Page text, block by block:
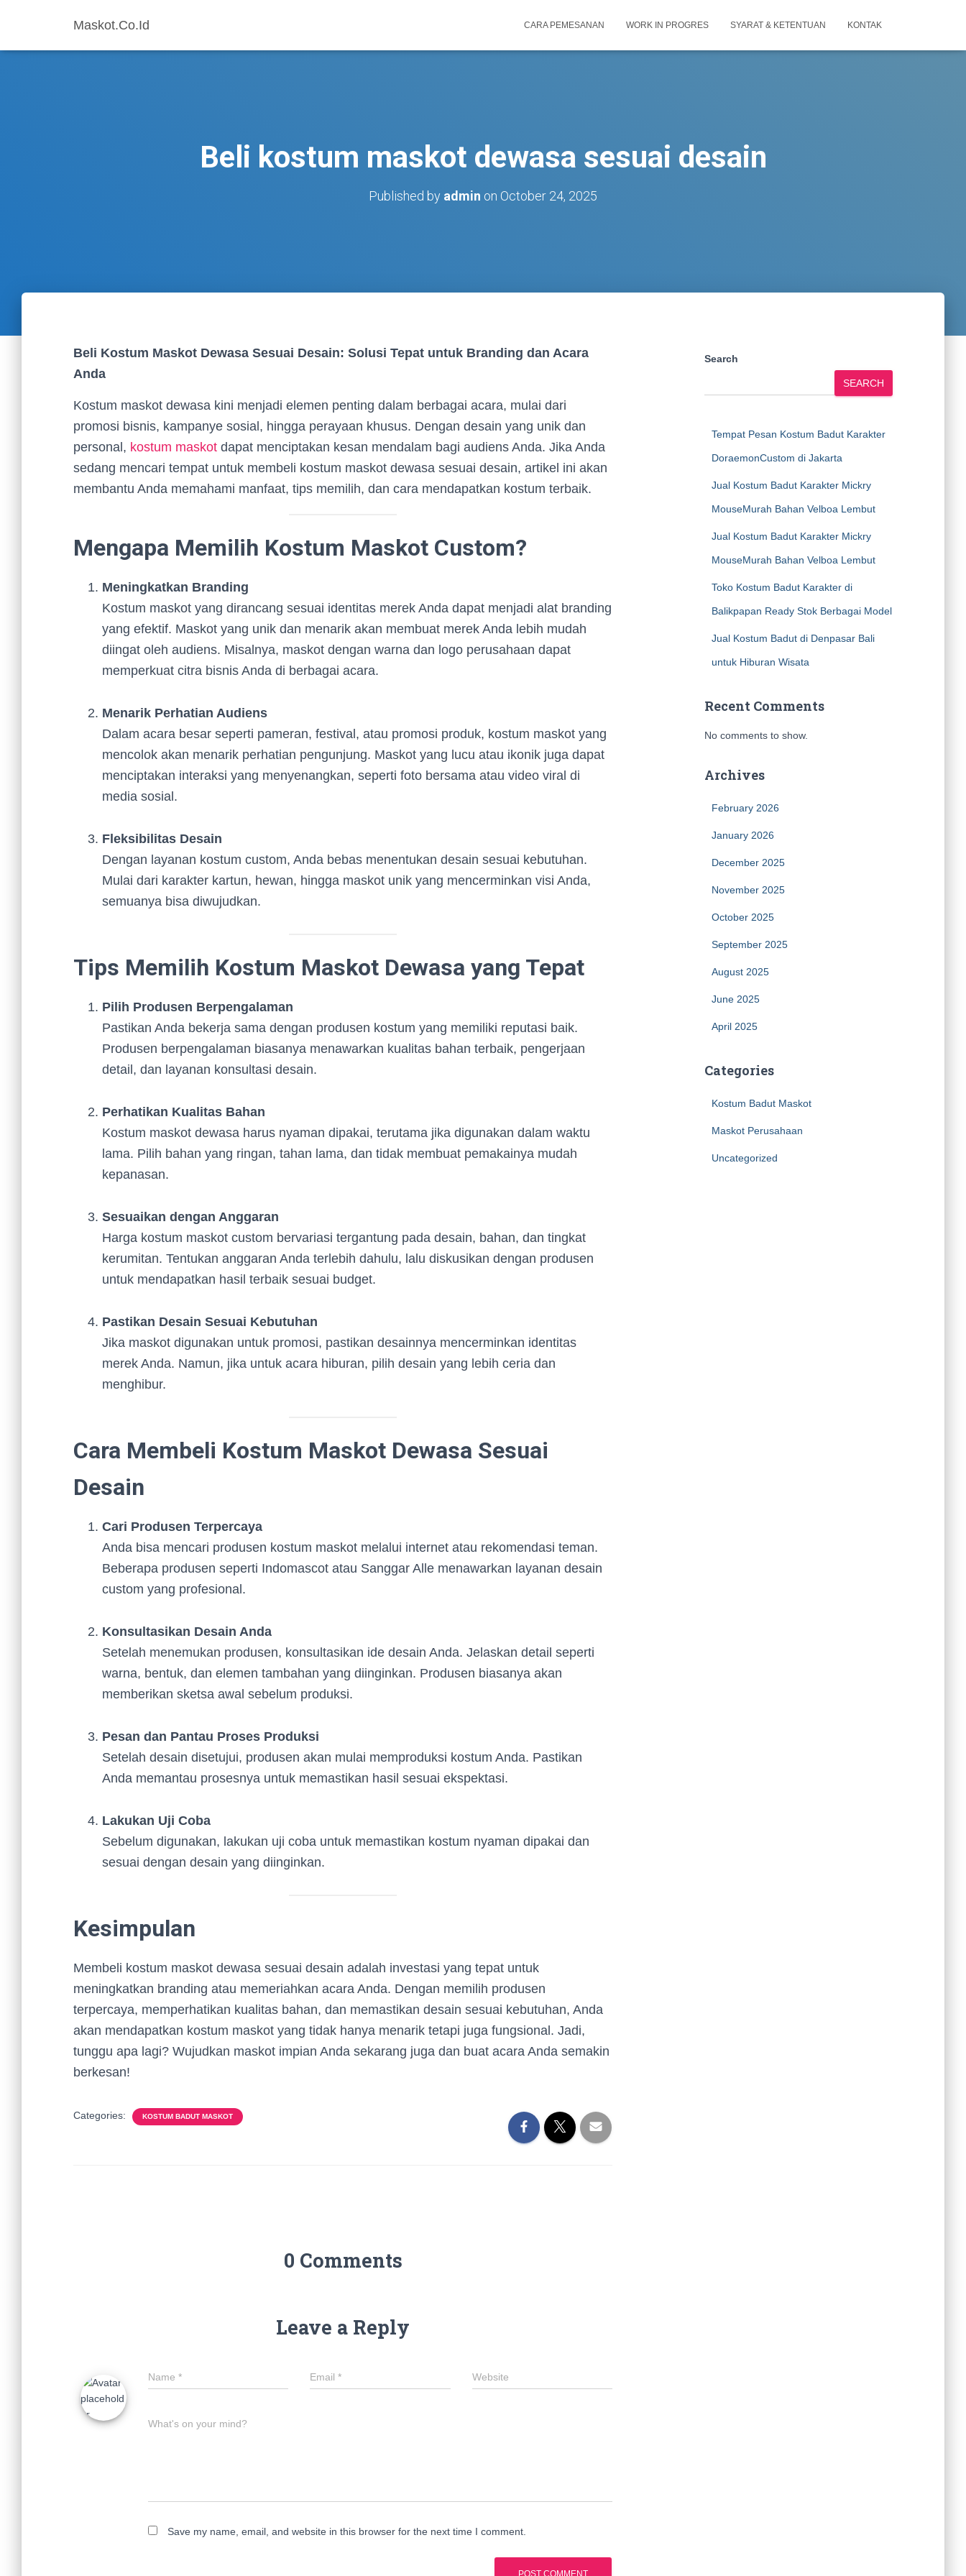
Maskot.Co.Id CARA PEMESANAN WORK IN PROGRES SYARAT & KETENTUAN KONTAK
Beli kostum maskot dewasa sesuai desain
Published by admin on October 24, 2025
Beli Kostum Maskot Dewasa Sesuai Desain: Solusi Tepat untuk Branding dan Acara
Anda
Kostum maskot dewasa kini menjadi elemen penting dalam berbagai acara, mulai dari
promosi bisnis, kampanye sosial, hingga perayaan khusus. Dengan desain yang unik dan
personal, kostum maskot dapat menciptakan kesan mendalam bagi audiens Anda. Jika Anda
sedang mencari tempat untuk membeli kostum maskot dewasa sesuai desain, artikel ini akan
membantu Anda memahami manfaat, tips memilih, dan cara mendapatkan kostum terbaik.
Mengapa Memilih Kostum Maskot Custom?
Meningkatkan Branding
Kostum maskot yang dirancang sesuai identitas merek Anda dapat menjadi alat branding
yang efektif. Maskot yang unik dan menarik akan membuat merek Anda lebih mudah
diingat oleh audiens. Misalnya, maskot dengan warna dan logo perusahaan dapat
memperkuat citra bisnis Anda di berbagai acara.
Menarik Perhatian Audiens
Dalam acara besar seperti pameran, festival, atau promosi produk, kostum maskot yang
mencolok akan menarik perhatian pengunjung. Maskot yang lucu atau ikonik juga dapat
menciptakan interaksi yang menyenangkan, seperti foto bersama atau video viral di
media sosial.
Fleksibilitas Desain
Dengan layanan kostum custom, Anda bebas menentukan desain sesuai kebutuhan.
Mulai dari karakter kartun, hewan, hingga maskot unik yang mencerminkan visi Anda,
semuanya bisa diwujudkan.
Tips Memilih Kostum Maskot Dewasa yang Tepat
Pilih Produsen Berpengalaman
Pastikan Anda bekerja sama dengan produsen kostum yang memiliki reputasi baik.
Produsen berpengalaman biasanya menawarkan kualitas bahan terbaik, pengerjaan
detail, dan layanan konsultasi desain.
Perhatikan Kualitas Bahan
Kostum maskot dewasa harus nyaman dipakai, terutama jika digunakan dalam waktu
lama. Pilih bahan yang ringan, tahan lama, dan tidak membuat pemakainya mudah
kepanasan.
Sesuaikan dengan Anggaran
Harga kostum maskot custom bervariasi tergantung pada desain, bahan, dan tingkat
kerumitan. Tentukan anggaran Anda terlebih dahulu, lalu diskusikan dengan produsen
untuk mendapatkan hasil terbaik sesuai budget.
Pastikan Desain Sesuai Kebutuhan
Jika maskot digunakan untuk promosi, pastikan desainnya mencerminkan identitas
merek Anda. Namun, jika untuk acara hiburan, pilih desain yang lebih ceria dan
menghibur.
Cara Membeli Kostum Maskot Dewasa Sesuai
Desain
Cari Produsen Terpercaya
Anda bisa mencari produsen kostum maskot melalui internet atau rekomendasi teman.
Beberapa produsen seperti Indomascot atau Sanggar Alle menawarkan layanan desain
custom yang profesional.
Konsultasikan Desain Anda
Setelah menemukan produsen, konsultasikan ide desain Anda. Jelaskan detail seperti
warna, bentuk, dan elemen tambahan yang diinginkan. Produsen biasanya akan
memberikan sketsa awal sebelum produksi.
Pesan dan Pantau Proses Produksi
Setelah desain disetujui, produsen akan mulai memproduksi kostum Anda. Pastikan
Anda memantau prosesnya untuk memastikan hasil sesuai ekspektasi.
Lakukan Uji Coba
Sebelum digunakan, lakukan uji coba untuk memastikan kostum nyaman dipakai dan
sesuai dengan desain yang diinginkan.
Kesimpulan
Membeli kostum maskot dewasa sesuai desain adalah investasi yang tepat untuk
meningkatkan branding atau memeriahkan acara Anda. Dengan memilih produsen
terpercaya, memperhatikan kualitas bahan, dan memastikan desain sesuai kebutuhan, Anda
akan mendapatkan kostum maskot yang tidak hanya menarik tetapi juga fungsional. Jadi,
tunggu apa lagi? Wujudkan maskot impian Anda sekarang juga dan buat acara Anda semakin
berkesan!
Categories: KOSTUM BADUT MASKOT
0 Comments
Leave a Reply
Name * Email* Website
What's on your mind?
Save my name, email, and website in this browser for the next time I comment.
Search
SEARCH
Tempat Pesan Kostum Badut Karakter
DoraemonCustom di Jakarta
Jual Kostum Badut Karakter Mickry
MouseMurah Bahan Velboa Lembut
Jual Kostum Badut Karakter Mickry
MouseMurah Bahan Velboa Lembut
Toko Kostum Badut Karakter di
Balikpapan Ready Stok Berbagai Model
Jual Kostum Badut di Denpasar Bali
untuk Hiburan Wisata
Recent Comments
No comments to show.
Archives
February 2026
January 2026
December 2025
November 2025
October 2025
September 2025
August 2025
June 2025
April 2025
Categories
Kostum Badut Maskot
Maskot Perusahaan
Uncategorized